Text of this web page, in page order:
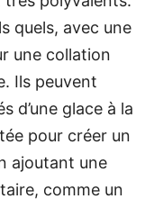
quels, avec une
une collation
Ils peuvent
d’une glace à la
pour créer un
ajoutant une
comme un